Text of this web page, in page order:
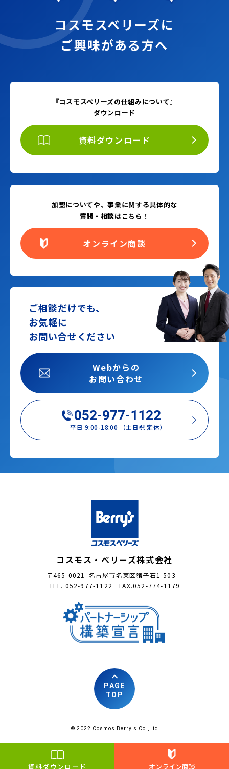
資料ダウンロード オンライン商談
コスモスベリーズに
ご興味がある方へ
『コスモスベリーズの仕組みについて』
ダウンロード
資料ダウンロード
加盟についてや、事業に関する具体的な
質問・相談はこちら！
オンライン商談
ご相談だけでも、
お気軽に
お問い合せください
052-977-1122
平日 9:00-18:00 （土日祝 定休）
Webからの
お問い合わせ
コスモス・ベリーズ株式会社
〒465-0021 名古屋市名東区猪子石1-503
TEL. 052-977-1122 FAX.052-774-1179
© 2022 Cosmos Berry's Co.,Ltd
PAGE
TOP